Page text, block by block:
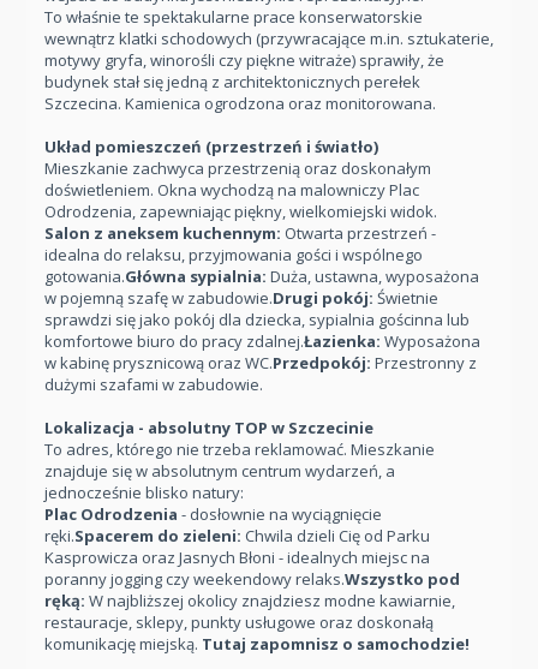
To właśnie te spektakularne prace konserwatorskie
wewnątrz klatki schodowych (przywracające m.in. sztukaterie,
motywy gryfa, winorośli czy piękne witraże) sprawiły, że
budynek stał się jedną z architektonicznych perełek
Szczecina. Kamienica ogrodzona oraz monitorowana.
Układ pomieszczeń (przestrzeń i światło)
Mieszkanie zachwyca przestrzenią oraz doskonałym
doświetleniem. Okna wychodzą na malowniczy Plac
Odrodzenia, zapewniając piękny, wielkomiejski widok.
Salon z aneksem kuchennym: Otwarta przestrzeń -
idealna do relaksu, przyjmowania gości i wspólnego
gotowania.Główna sypialnia: Duża, ustawna, wyposażona
w pojemną szafę w zabudowie.Drugi pokój: Świetnie
sprawdzi się jako pokój dla dziecka, sypialnia gościnna lub
komfortowe biuro do pracy zdalnej.Łazienka: Wyposażona
w kabinę prysznicową oraz WC.Przedpokój: Przestronny z
dużymi szafami w zabudowie.
Lokalizacja - absolutny TOP w Szczecinie
To adres, którego nie trzeba reklamować. Mieszkanie
znajduje się w absolutnym centrum wydarzeń, a
jednocześnie blisko natury:
Plac Odrodzenia - dosłownie na wyciągnięcie
ręki.Spacerem do zieleni: Chwila dzieli Cię od Parku
Kasprowicza oraz Jasnych Błoni - idealnych miejsc na
poranny jogging czy weekendowy relaks.Wszystko pod
ręką: W najbliższej okolicy znajdziesz modne kawiarnie,
restauracje, sklepy, punkty usługowe oraz doskonałą
komunikację miejską. Tutaj zapomnisz o samochodzie!